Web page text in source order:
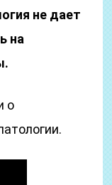
не дает
на
о